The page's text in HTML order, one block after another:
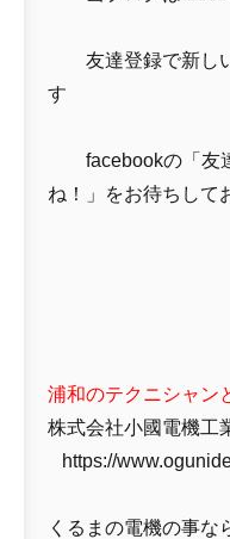
友達登録で新しい
す
facebookの「友
ね！」をお待ちして
浦和のテクニシャン
株式会社小國電機工
https://
くるまの電機の事な